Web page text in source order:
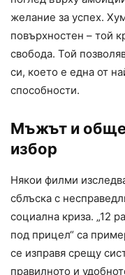
желание за успех.
повърхностен – той
свобода. Той
си, което е една от
способности.
Мъжът и
избор
Някои филми
сблъска с
социална криза. „12
под прицел“ са
се изправя срещу
правилното и